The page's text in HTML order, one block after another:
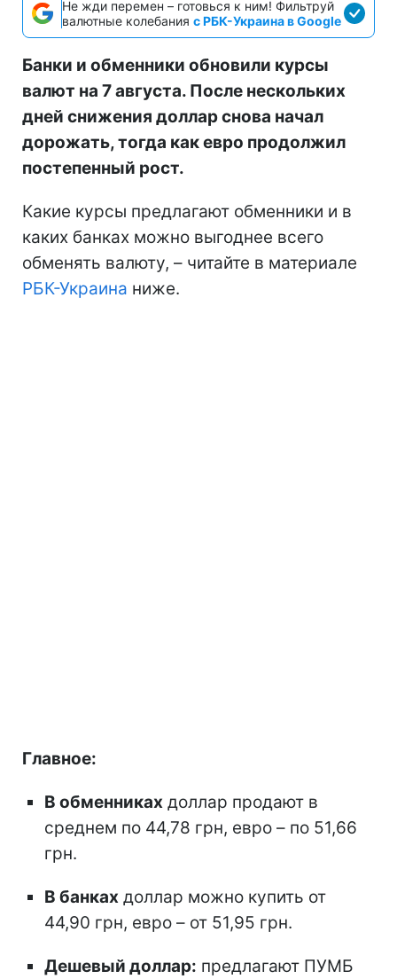
Не жди перемен – готовься к ним! Фильтруй
валютные колебания с РБК-Украина в Google
Банки и обменники обновили курсы
валют на 7 августа. После нескольких
дней снижения доллар снова начал
дорожать, тогда как евро продолжил
постепенный рост.
Какие курсы предлагают обменники и в
каких банках можно выгоднее всего
обменять валюту, – читайте в материале
РБК-Украина ниже.
Главное:
В обменниках доллар продают в
среднем по 44,78 грн, евро – по 51,66
грн.
В банках доллар можно купить от
44,90 грн, евро – от 51,95 грн.
Дешевый доллар: предлагают ПУМБ